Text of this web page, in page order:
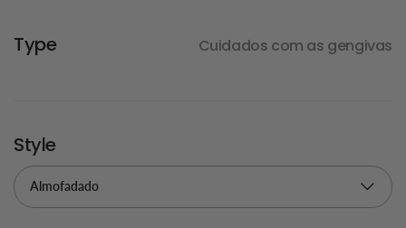
Type Cuidados com as gengivas
Style